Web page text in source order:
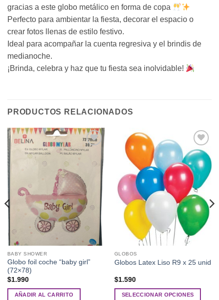
gracias a este globo metálico en forma de copa
Perfecto para ambientar la fiesta, decorar el espacio o
crear fotos llenas de estilo festivo.
Ideal para acompañar la cuenta regresiva y el brindis de
medianoche.
¡Brinda, celebra y haz que tu fiesta sea inolvidable!
PRODUCTOS RELACIONADOS
Añadir
lista de
BABY SHOWER
Globo foil coche “baby girl”
(72×78)
$1.990
AÑADIR AL CARRITO
Añadir
a la
lista de
deseos
GLOBOS
Globos Latex Liso R9 x 25 unid
$1.590
SELECCIONAR OPCIONES